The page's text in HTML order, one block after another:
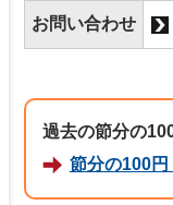
お問い合わせ
過去の節分の
節分の100